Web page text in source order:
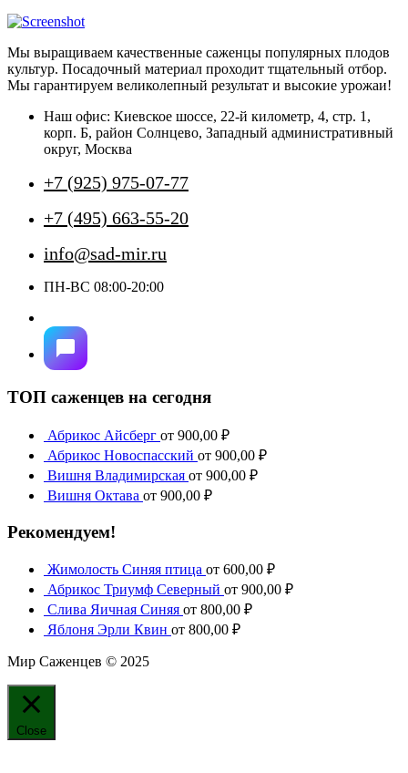
вариаций.
Опции
можно
на
странице
Мы выращиваем качественные саженцы популярных плодов
культур. Посадочный материал проходит тщательный отбор.
Мы гарантируем великолепный результат и высокие урожаи!
Наш офис: Киевское шоссе, 22-й километр, 4, стр. 1,
корп. Б, район Солнцево, Западный административный
округ, Москва
+7 (925) 975-07-77
+7 (495) 663-55-20
info@sad-mir.ru
ПН-ВС 08:00-20:00
ТОП саженцев на сегодня
Абрикос Айсберг от 900,00 ₽
Абрикос Новоспасский от 900,00 ₽
Вишня Владимирская от 900,00 ₽
Вишня Октава от 900,00 ₽
Рекомендуем!
Жимолость Синяя птица от 600,00 ₽
Абрикос Триумф Северный от 900,00 ₽
Слива Яичная Синяя от 800,00 ₽
Яблоня Эрли Квин от 800,00 ₽
Мир Саженцев © 2025
Close